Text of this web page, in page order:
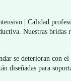
| Calidad
Nuestras bridas
se deterioran
diseñadas para